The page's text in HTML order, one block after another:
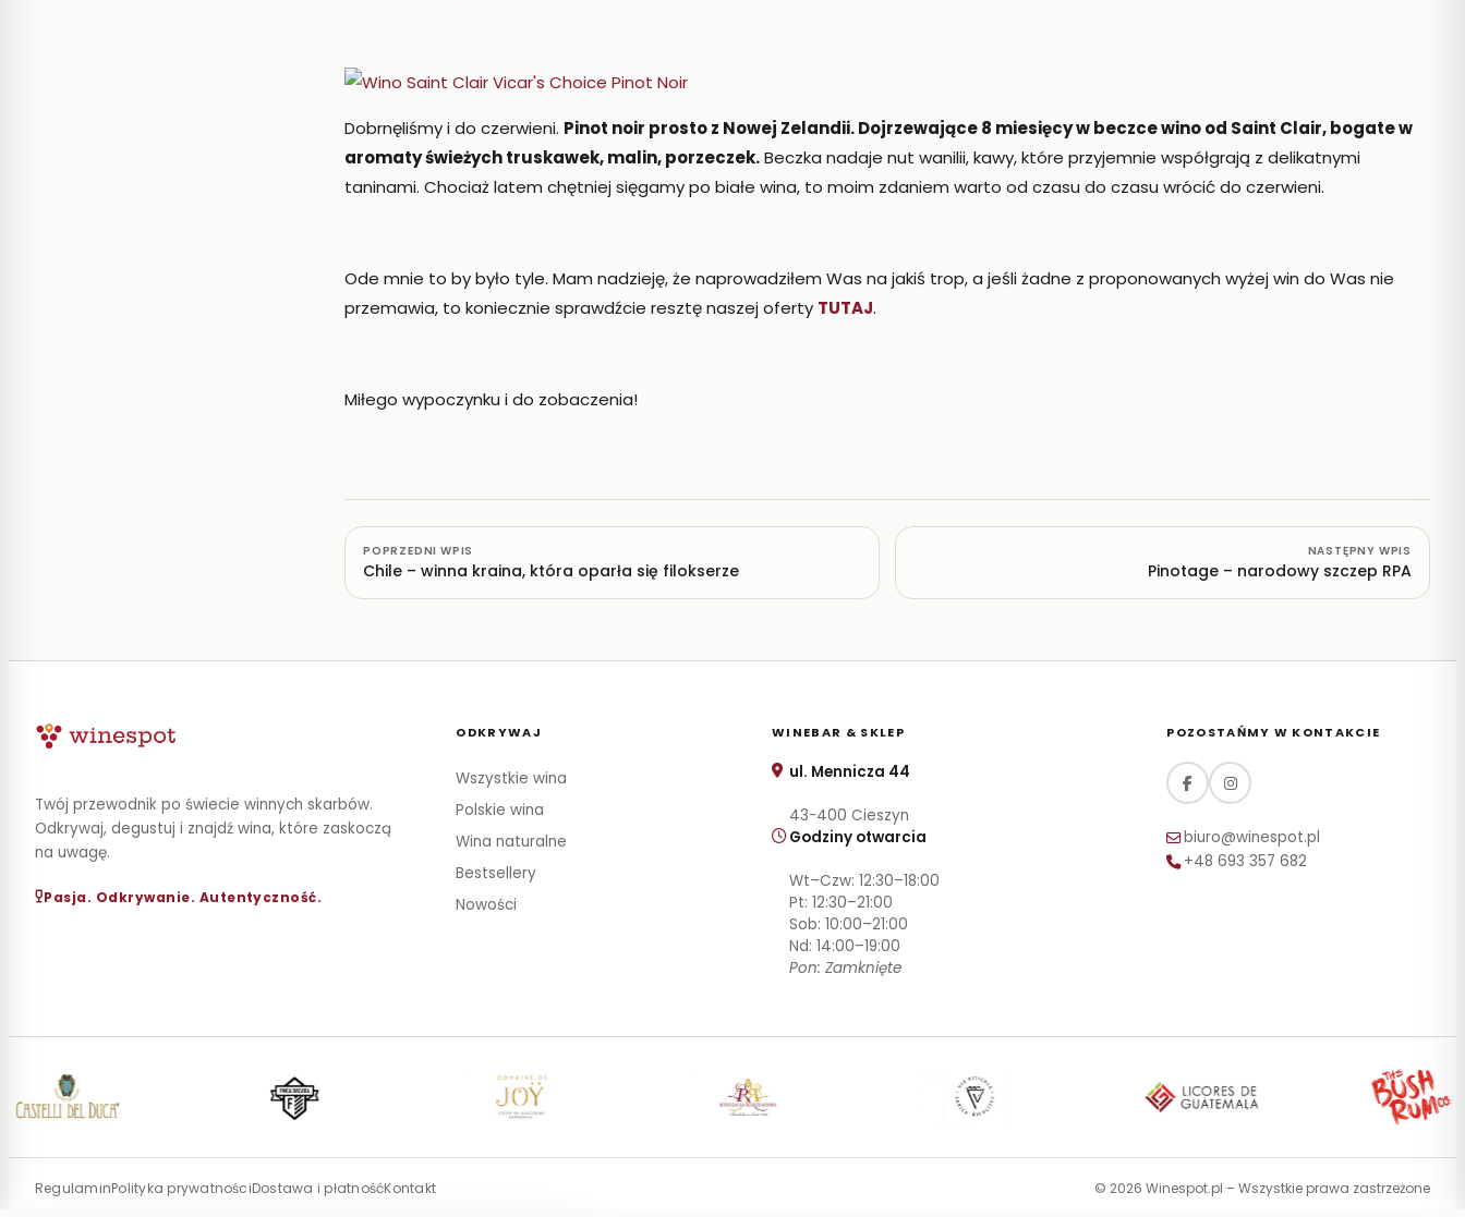
Dobrnęliśmy i do czerwieni. Pinot noir prosto z Nowej Zelandii. Dojrzewające 8 miesięcy w beczce wino od Saint Clair, bogate w
aromaty świeżych truskawek, malin, porzeczek.Beczka nadaje nut wanilii, kawy, które przyjemnie współgrają z delikatnymi
taninami. Chociaż latem chętniej sięgamy po białe wina, to moim zdaniem warto od czasu do czasu wrócić do czerwieni.
Ode mnie to by było tyle. Mam nadzieję, że naprowadziłem Was na jakiś trop, a jeśli żadne z proponowanych wyżej win do Was nie
przemawia, to koniecznie sprawdźcie resztę naszej oferty TUTAJ.
Miłego wypoczynku i do zobaczenia!
POPRZEDNI WPIS
Chile – winna kraina, która oparła się filokserze
NASTĘPNY WPIS
Pinotage – narodowy szczep RPA
Twój przewodnik po świecie winnych skarbów.
Odkrywaj, degustuj i znajdź wina, które zaskoczą
na uwagę.
Pasja. Odkrywanie. Autentyczność.
ODKRYWAJ
Wszystkie wina
Polskie wina
Wina naturalne
Bestsellery
Nowości
WINEBAR & SKLEP
ul. Mennicza 44
43-400 Cieszyn
Godziny otwarcia
Wt–Czw: 12:30–18:00
Pt: 12:30–21:00
Sob: 10:00–21:00
Nd: 14:00–19:00
Pon: Zamknięte
POZOSTAŃMY W KONTAKCIE
biuro@winespot.pl
+48 693 357 682
RegulaminPolityka prywatnościDostawa i płatnośćKontakt © 2026 Winespot.pl – Wszystkie prawa zastrzeżone